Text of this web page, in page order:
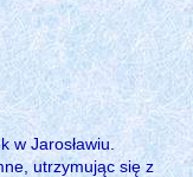
w Jarosławiu.
utrzymując się z